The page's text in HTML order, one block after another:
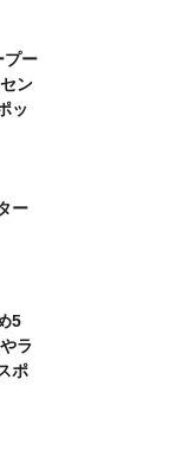
プー
ン
ッ
ー
5
ラ
ポ